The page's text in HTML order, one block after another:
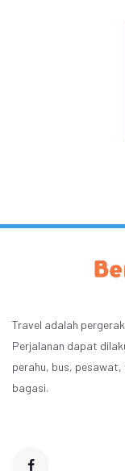
Travel adalah
Perjalanan dapat
perahu, bus,
bagasi.